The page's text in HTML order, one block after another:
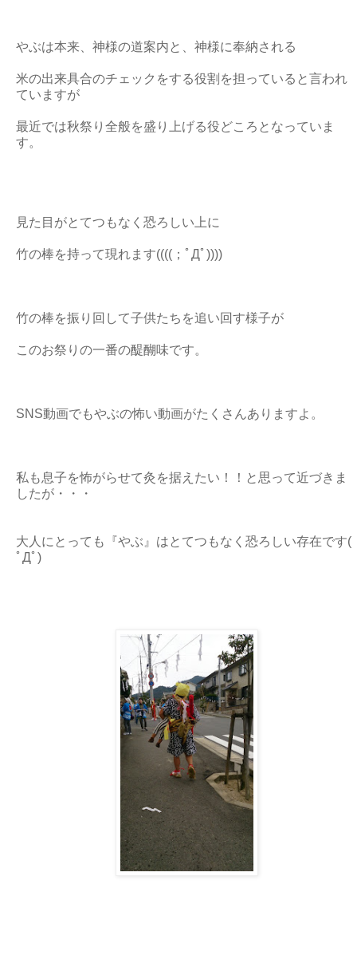
やぶは本来、神様の道案内と、神様に奉納される
米の出来具合のチェックをする役割を担っていると言われ
ていますが
最近では秋祭り全般を盛り上げる役どころとなっていま
す。
見た目がとてつもなく恐ろしい上に
竹の棒を持って現れます((((；ﾟДﾟ))))
竹の棒を振り回して子供たちを追い回す様子が
このお祭りの一番の醍醐味です。
SNS動画でもやぶの怖い動画がたくさんありますよ。
私も息子を怖がらせて灸を据えたい！！と思って近づきま
したが・・・
大人にとっても『やぶ』はとてつもなく恐ろしい存在です(
ﾟДﾟ)